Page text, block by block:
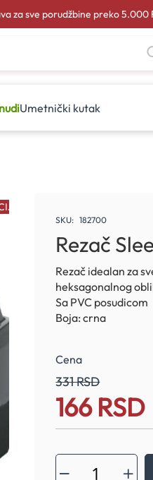
za sve porudžbine preko 5.000
Umetnički kutak
Rezač
SKU 182700
Rezač idealan za
heksagonalnog
Sa PVC posudicom
Boja: crna
Cena
331 RSD
Special
Price
166 RSD